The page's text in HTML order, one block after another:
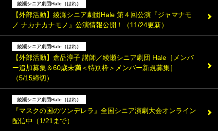
綾瀬シニア劇団Hale（はれ）
【外部活動】綾瀬シニア劇団Hale 第４回公演『ジャマナモ
ノ ナカナカナモノ』公演情報公開！（11/24更新）
綾瀬シニア劇団Hale（はれ）
【外部活動】倉品淳子 講師／綾瀬シニア劇団 Hale［メンバ
ー追加募集＆60歳未満＜特別枠＞メンバー新規募集］
（5/15締切）
綾瀬シニア劇団Hale（はれ）
『マスクの国のツンデレラ』全国シニア演劇大会オンライン
配信中（1/21まで）